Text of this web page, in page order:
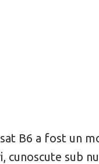
B6 a fost un
sub